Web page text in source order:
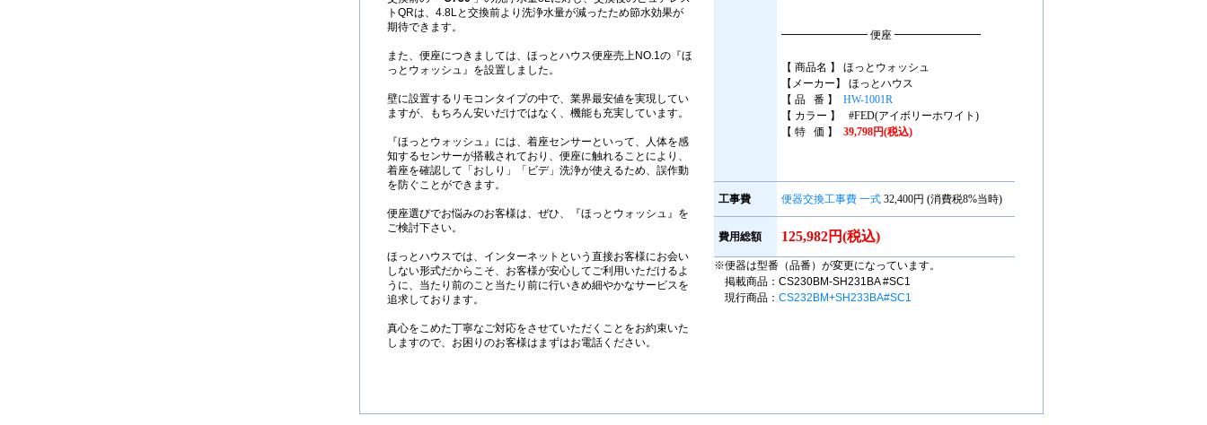
トQRは、4.8Lと交換前より洗浄水量が減ったため節水効果が
期待できます。
また、便座につきましては、ほっとハウス便座売上NO.1の『ほ
っとウォッシュ』を設置しました。
壁に設置するリモコンタイプの中で、業界最安値を実現してい
ますが、もちろん安いだけではなく、機能も充実しています。
『ほっとウォッシュ』には、着座センサーといって、人体を感
知するセンサーが搭載されており、便座に触れることにより、
着座を確認して「おしり」「ビデ」洗浄が使えるため、誤作動
を防ぐことができます。
便座選びでお悩みのお客様は、ぜひ、『ほっとウォッシュ』を
ご検討下さい。
ほっとハウスでは、インターネットという直接お客様にお会い
しない形式だからこそ、お客様が安心してご利用いただけるよ
うに、当たり前のこと当たり前に行いきめ細やかなサービスを
追求しております。
真心をこめた丁寧なご対応をさせていただくことをお約束いた
しますので、お困りのお客様はまずはお電話ください。
━━━━━━━━ 便座 ━━━━━━━━
【 商品名 】 ほっとウォッシュ
【メーカー】 ほっとハウス
【 品 番 】 HW-1001R
【 カラー 】 #FED(アイボリーホワイト)
【 特 価 】 39,798円(税込)
工事費 便器交換工事費 一式 32,400円 (消費税8%当時)
費用総額 125,982円(税込)
※便器は型番（品番）が変更になっています。
掲載商品：CS230BM-SH231BA #SC1
現行商品： CS232BM+SH233BA#SC1